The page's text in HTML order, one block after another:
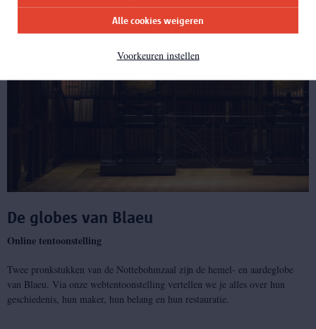
Alle cookies weigeren
Voorkeuren instellen
De globes van Blaeu
Online tentoonstelling
Twee pronkstukken van de Nottebohmzaal zijn de hemel- en aardeglobe
van Blaeu. Via onze webtentoonstelling vertellen we je alles over hun
geschiedenis, hun maker, hun belang en hun restauratie.